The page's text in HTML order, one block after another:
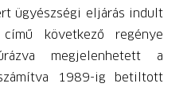
ügyészségi eljárás indult
című következő regénye
megjelenhetett a
1989-ig betiltott